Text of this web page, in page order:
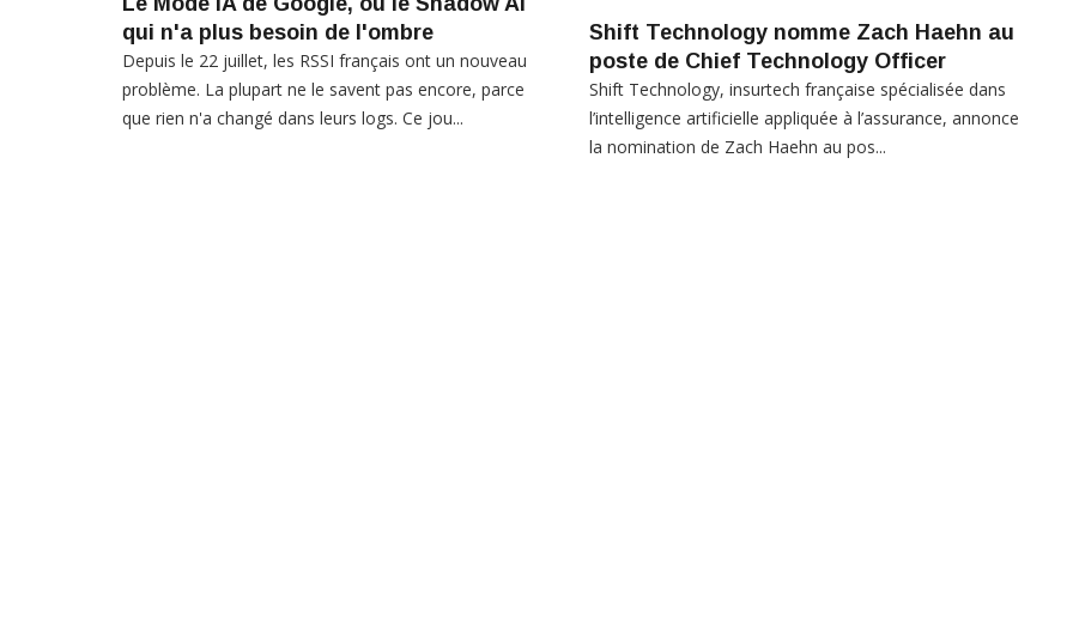
qui n'a plus besoin de l'ombre
Depuis le 22 juillet, les RSSI français ont un nouveau
problème. La plupart ne le savent pas encore, parce
que rien n'a changé dans leurs logs. Ce jou...
Shift Technology nomme Zach Haehn au
poste de Chief Technology Officer
Shift Technology, insurtech française spécialisée dans
l’intelligence artificielle appliquée à l’assurance, annonce
la nomination de Zach Haehn au pos...